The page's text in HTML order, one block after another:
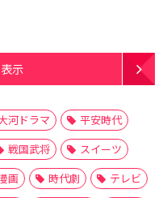
示
河ドラマ
平安時代
戦国武将
スイーツ
画 時代劇
テレビ